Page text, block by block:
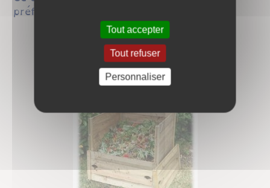
préférentiel de 20 € à la ccScc de Buxy.
Tout accepter
Tout refuser
Personnaliser